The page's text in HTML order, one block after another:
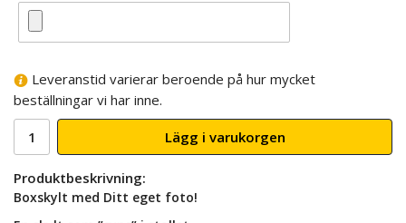
Leveranstid varierar beroende på hur mycket
beställningar vi har inne.
Lägg i varukorgen
Produktbeskrivning:
Boxskylt med Ditt eget foto!